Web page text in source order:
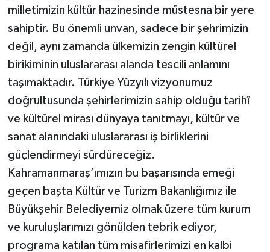
milletimizin kültür hazinesinde müstesna bir yere
sahiptir. Bu önemli unvan, sadece bir şehrimizin
değil, aynı zamanda ülkemizin zengin kültürel
birikiminin uluslararası alanda tescili anlamını
taşımaktadır. Türkiye Yüzyılı vizyonumuz
doğrultusunda şehirlerimizin sahip olduğu tarihî
ve kültürel mirası dünyaya tanıtmayı, kültür ve
sanat alanındaki uluslararası iş birliklerini
güçlendirmeyi sürdüreceğiz.
Kahramanmaraş’ımızın bu başarısında emeği
geçen başta Kültür ve Turizm Bakanlığımız ile
Büyükşehir Belediyemiz olmak üzere tüm kurum
ve kuruluşlarımızı gönülden tebrik ediyor,
programa katılan tüm misafirlerimizi en kalbi